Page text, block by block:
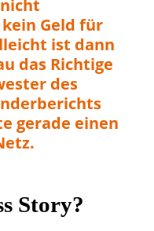
Geld für
ist dann
das Richtige
des
gerade einen
Story?